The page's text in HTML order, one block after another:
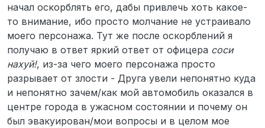
начал оскорблять его, дабы привлечь хоть какое-
то внимание, ибо просто молчание не устраивало
моего персонажа. Тут же после оскорблений я
получаю в ответ яркий ответ от офицера соси
нахуй!, из-за чего моего персонажа просто
разрывает от злости - Друга увели непонятно куда
и непонятно зачем/как мой автомобиль оказался в
центре города в ужасном состоянии и почему он
был эвакуирован/мои вопросы и в целом мое